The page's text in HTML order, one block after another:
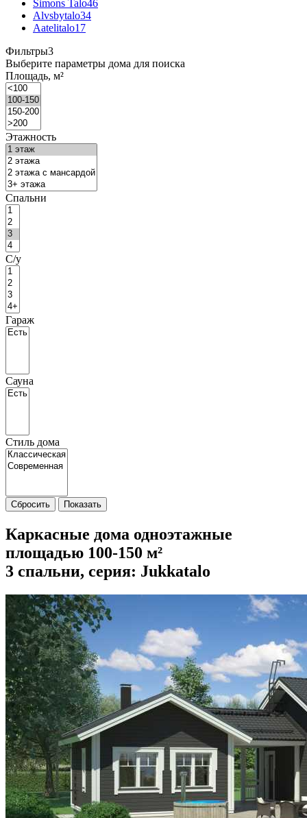
Simons Talo46
Alvsbytalo34
Aatelitalo17
Фильтры3
Выберите параметры дома для поиска
Площадь, м²
Этажность
Спальни
С/у
Гараж
Сауна
Стиль дома
Сбросить Показать
Каркасные дома одноэтажные
площадью 100-150 м²
3 спальни, cерия: Jukkatalo